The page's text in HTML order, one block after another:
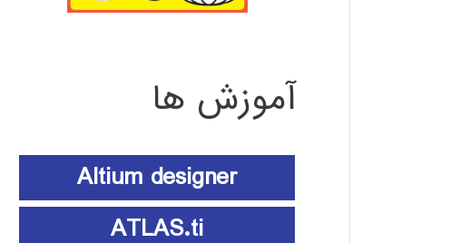
آموزش ها
Altium designer
ATLAS.ti